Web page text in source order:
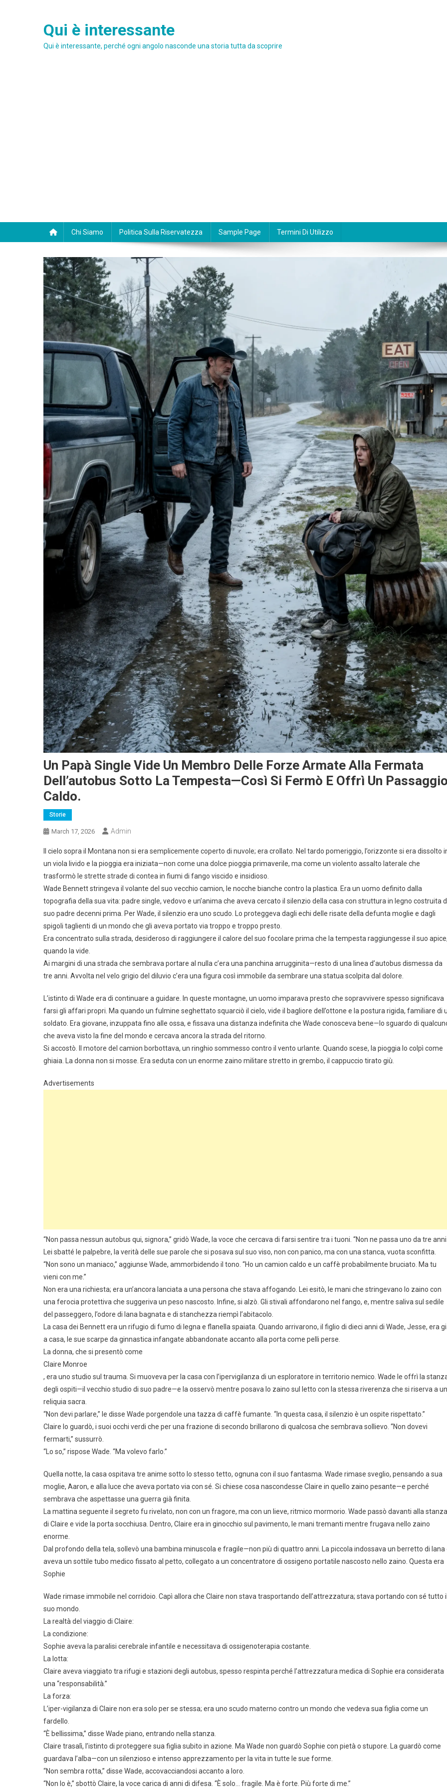
Qui è interessante
Qui è interessante, perché ogni angolo nasconde una storia tutta da scoprire
Chi Siamo Politica Sulla Riservatezza Sample Page Termini Di Utilizzo
Un Papà Single Vide Un Membro Delle Forze Armate Alla Fermata
Dell’autobus Sotto La Tempesta—Così Si Fermò E Offrì Un
Caldo.
Storie
March 17, 2026 Admin
Il cielo sopra il Montana non si era semplicemente coperto di nuvole; era crollato. Nel tardo pomeriggio, l’orizzonte si era dissolto
un viola livido e la pioggia era iniziata—non come una dolce pioggia primaverile, ma come un violento assalto laterale che
trasformò le strette strade di contea in fiumi di fango viscido e insidioso.
Wade Bennett stringeva il volante del suo vecchio camion, le nocche bianche contro la plastica. Era un uomo definito dalla
topografia della sua vita: padre single, vedovo e un’anima che aveva cercato il silenzio della casa con struttura in legno costruita
suo padre decenni prima. Per Wade, il silenzio era uno scudo. Lo proteggeva dagli echi delle risate della defunta moglie e dagli
spigoli taglienti di un mondo che gli aveva portato via troppo e troppo presto.
Era concentrato sulla strada, desideroso di raggiungere il calore del suo focolare prima che la tempesta raggiungesse il suo
quando la vide.
Ai margini di una strada che sembrava portare al nulla c’era una panchina arrugginita—resto di una linea d’autobus dismessa da
tre anni. Avvolta nel velo grigio del diluvio c’era una figura così immobile da sembrare una statua scolpita dal dolore.
L’istinto di Wade era di continuare a guidare. In queste montagne, un uomo imparava presto che sopravvivere spesso significava
farsi gli affari propri. Ma quando un fulmine seghettato squarciò il cielo, vide il bagliore dell’ottone e la postura rigida, familiare di
soldato. Era giovane, inzuppata fino alle ossa, e fissava una distanza indefinita che Wade conosceva bene—lo sguardo di
che aveva visto la fine del mondo e cercava ancora la strada del ritorno.
Si accostò. Il motore del camion borbottava, un ringhio sommesso contro il vento urlante. Quando scese, la pioggia lo colpì come
ghiaia. La donna non si mosse. Era seduta con un enorme zaino militare stretto in grembo, il cappuccio tirato giù.
Advertisements
“Non passa nessun autobus qui, signora,” gridò Wade, la voce che cercava di farsi sentire tra i tuoni. “Non ne passa uno da tre
Lei sbatté le palpebre, la verità delle sue parole che si posava sul suo viso, non con panico, ma con una stanca, vuota sconfitta.
“Non sono un maniaco,” aggiunse Wade, ammorbidendo il tono. “Ho un camion caldo e un caffè probabilmente bruciato. Ma tu
vieni con me.”
Non era una richiesta; era un’ancora lanciata a una persona che stava affogando. Lei esitò, le mani che stringevano lo zaino con
una ferocia protettiva che suggeriva un peso nascosto. Infine, si alzò. Gli stivali affondarono nel fango, e, mentre saliva sul sedile
del passeggero, l’odore di lana bagnata e di stanchezza riempì l’abitacolo.
La casa dei Bennett era un rifugio di fumo di legna e flanella spaiata. Quando arrivarono, il figlio di dieci anni di Wade, Jesse, era
a casa, le sue scarpe da ginnastica infangate abbandonate accanto alla porta come pelli perse.
La donna, che si presentò come
Claire Monroe
, era uno studio sul trauma. Si muoveva per la casa con l’ipervigilanza di un esploratore in territorio nemico. Wade le offrì la
degli ospiti—il vecchio studio di suo padre—e la osservò mentre posava lo zaino sul letto con la stessa riverenza che si riserva a
reliquia sacra.
“Non devi parlare,” le disse Wade porgendole una tazza di caffè fumante. “In questa casa, il silenzio è un ospite rispettato.”
Claire lo guardò, i suoi occhi verdi che per una frazione di secondo brillarono di qualcosa che sembrava sollievo. “Non dovevi
fermarti,” sussurrò.
“Lo so,” rispose Wade. “Ma volevo farlo.”
Quella notte, la casa ospitava tre anime sotto lo stesso tetto, ognuna con il suo fantasma. Wade rimase sveglio, pensando a sua
moglie, Aaron, e alla luce che aveva portato via con sé. Si chiese cosa nascondesse Claire in quello zaino pesante—e perché
sembrava che aspettasse una guerra già finita.
La mattina seguente il segreto fu rivelato, non con un fragore, ma con un lieve, ritmico mormorio. Wade passò davanti alla stanza
di Claire e vide la porta socchiusa. Dentro, Claire era in ginocchio sul pavimento, le mani tremanti mentre frugava nello zaino
enorme.
Dal profondo della tela, sollevò una bambina minuscola e fragile—non più di quattro anni. La piccola indossava un berretto di lana
aveva un sottile tubo medico fissato al petto, collegato a un concentratore di ossigeno portatile nascosto nello zaino. Questa era
Sophie
Wade rimase immobile nel corridoio. Capì allora che Claire non stava trasportando dell’attrezzatura; stava portando con sé tutto
suo mondo.
La realtà del viaggio di Claire:
La condizione:
Sophie aveva la paralisi cerebrale infantile e necessitava di ossigenoterapia costante.
La lotta:
Claire aveva viaggiato tra rifugi e stazioni degli autobus, spesso respinta perché l’attrezzatura medica di Sophie era considerata
una “responsabilità.”
La forza:
L’iper-vigilanza di Claire non era solo per se stessa; era uno scudo materno contro un mondo che vedeva sua figlia come un
fardello.
“È bellissima,” disse Wade piano, entrando nella stanza.
Claire trasalì, l’istinto di proteggere sua figlia subito in azione. Ma Wade non guardò Sophie con pietà o stupore. La guardò come
guardava l’alba—con un silenzioso e intenso apprezzamento per la vita in tutte le sue forme.
“Non sembra rotta,” disse Wade, accovacciandosi accanto a loro.
“Non lo è,” sbottò Claire, la voce carica di anni di difesa. “È solo… fragile. Ma è forte. Più forte di me.”